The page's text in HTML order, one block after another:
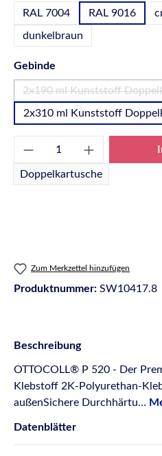
RAL 7004 RAL 9016
dunkelbraun
Gebinde
2x190 ml Kunststoff
(Diese
2x310 ml Kunststoff
Produkt Anzahl: Gib
Doppelkartusche
Zum Merkzettel hinzufügen
Produktnummer: SW10417.8
Beschreibung
OTTOCOLL® P 520 - Der
Klebstoff 2K-Polyurethan-
außenSichere Durchhärtu…
Datenblätter